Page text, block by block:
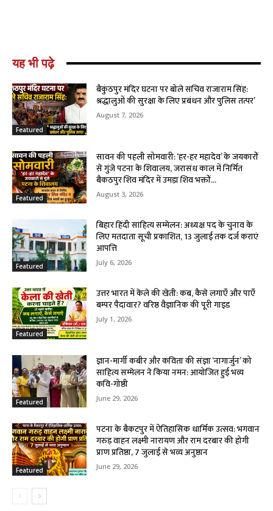
यह भी पढ़े
Featured
बैकुंठपुर मंदिर घटना पर बोले सचिव राजाराम सिंह:
श्रद्धालुओं की सुरक्षा के लिए प्रबंधन और पुलिस तत्पर’
August 7, 2026
Featured
सावन की पहली सोमवारी: ‘हर-हर महादेव’ के जयकारों
से गुंजे पटना के शिवालय, जरासंध काल में निर्मित
बैकठपुर शिव मंदिर में उमड़ा शिव भक्तों...
August 3, 2026
Featured
बिहार हिंदी साहित्य सम्मेलन: अध्यक्ष पद के चुनाव के
लिए मतदाता सूची प्रकाशित, 13 जुलाई तक दर्ज कराएं
आपत्ति
July 6, 2026
Featured
उत्तर भारत में केले की खेती: कब, कैसे लगाएँ और पाएँ
बम्पर पैदावार? वरिष्ठ वैज्ञानिक की पूरी गाइड
July 1, 2026
Featured
ज्ञान-मार्गी कबीर और कविता की संज्ञा ‘नागार्जुन’ को
साहित्य सम्मेलन ने किया नमन: आयोजित हुई भव्य
कवि-गोष्ठी
June 29, 2026
Featured
पटना के बैकटपुर में ऐतिहासिक धार्मिक उत्सव: भगवान
गरुड़ वाहन लक्ष्मी नारायण और राम दरबार की होगी
प्राण प्रतिष्ठा, 7 जुलाई से भव्य अनुष्ठान
June 29, 2026